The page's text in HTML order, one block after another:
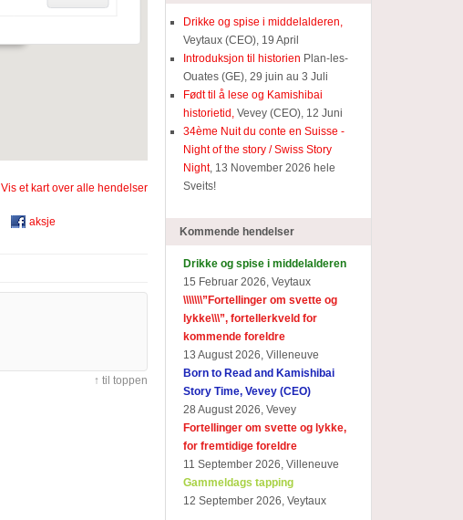
Vis et kart over alle hendelser
aksje
↑ til toppen
Drikke og spise i middelalderen,
Veytaux (CEO), 19 April
Introduksjon til historien Plan-les-
Ouates (GE), 29 juin au 3 Juli
Født til å lese og Kamishibai
historietid, Vevey (CEO), 12 Juni
34ème Nuit du conte en Suisse -
Night of the story / Swiss Story
Night, 13 November 2026 hele
Sveits!
Kommende hendelser
Drikke og spise i middelalderen
15 Februar 2026, Veytaux
\\\\\\\”Fortellinger om svette og
lykke\\\”, fortellerkveld for
kommende foreldre
13 August 2026, Villeneuve
Born to Read and Kamishibai
Story Time, Vevey (CEO)
28 August 2026, Vevey
Fortellinger om svette og lykke,
for fremtidige foreldre
11 September 2026, Villeneuve
Gammeldags tapping
12 September 2026, Veytaux